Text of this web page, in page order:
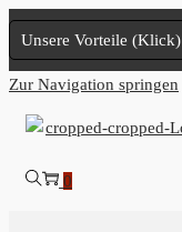
Unsere Vorteile (Klick)
Zur Navigation springen
0